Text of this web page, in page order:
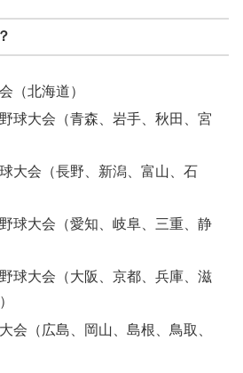
（北海道）
球大会（青森、岩手、秋田、宮
大会（長野、新潟、富山、石
球大会（愛知、岐阜、三重、静
球大会（大阪、京都、兵庫、滋
会（広島、岡山、島根、鳥取、